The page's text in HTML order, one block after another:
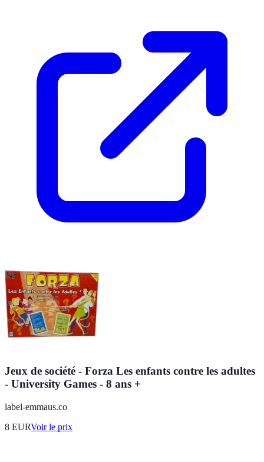
Jeux de société - Forza Les enfants contre les adultes
- University Games - 8 ans +
label-emmaus.co
8 EURVoir le prix